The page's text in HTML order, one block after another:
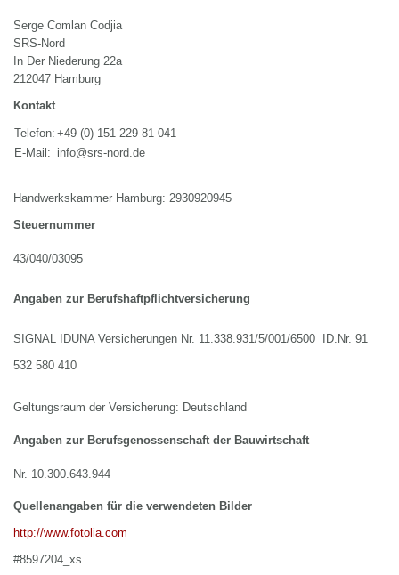
Serge Comlan Codjia
SRS-Nord
In Der Niederung 22a
212047 Hamburg
Kontakt
Telefon: +49 (0) 151 229 81 041
E-Mail: info@srs-nord.de
Handwerkskammer Hamburg: 2930920945
Steuernummer
43/040/03095
Angaben zur Berufshaftpflichtversicherung
SIGNAL IDUNA Versicherungen Nr. 11.338.931/5/001/6500 ID.Nr. 91
532 580 410
Geltungsraum der Versicherung: Deutschland
Angaben zur Berufsgenossenschaft der Bauwirtschaft
Nr. 10.300.643.944
Quellenangaben für die verwendeten Bilder
http://www.fotolia.com
#8597204_xs